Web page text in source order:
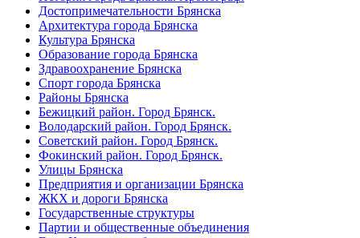
Достопримечательности Брянска
Архитектура города Брянска
Культура Брянска
Образование города Брянска
Здравоохранение Брянска
Спорт города Брянска
Районы Брянска
Бежицкий район. Город Брянск.
Володарский район. Город Брянск.
Советский район. Город Брянск.
Фокинский район. Город Брянск.
Улицы Брянска
Предприятия и организации Брянска
ЖКХ и дороги Брянска
Государственные структуры
Партии и общественные объединения